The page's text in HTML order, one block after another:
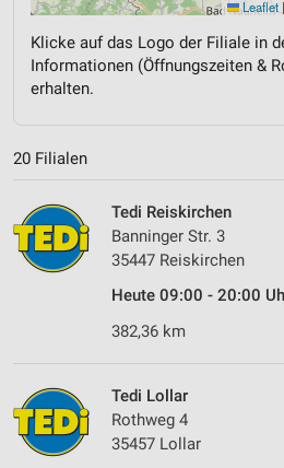
Leaflet |
Klicke auf das Logo der Filiale in
Informationen (Öffnungszeiten &
erhalten.
20 Filialen
Tedi Reiskirchen
Banninger Str. 3
35447 Reiskirchen
Heute 09:00 - 20:00
382,36 km
Tedi Lollar
Rothweg 4
35457 Lollar